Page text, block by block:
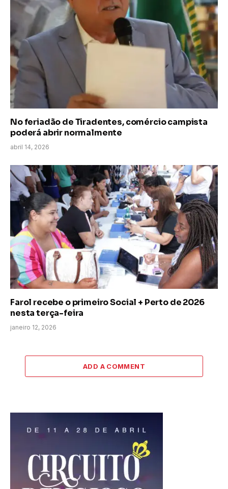
No feriadão de Tiradentes, comércio campista
poderá abrir normalmente
abril 14, 2026
Farol recebe o primeiro Social + Perto de 2026
nesta terça-feira
janeiro 12, 2026
ADD A COMMENT